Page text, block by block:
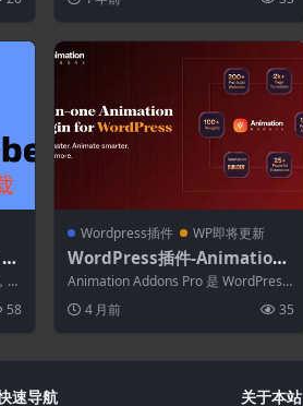
包
58
Wordpress插件 WP即将更新
WordPress插件-Animation
Addons for Elementor Pro
2.6.3–WordPress动画插件
Animation Addons Pro 是 WordPress
4 月前 35
速导航 关于本站